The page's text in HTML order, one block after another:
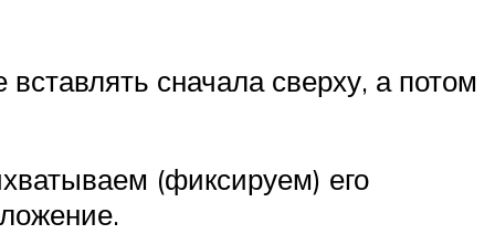
сначала сверху, а потом
(фиксируем) его